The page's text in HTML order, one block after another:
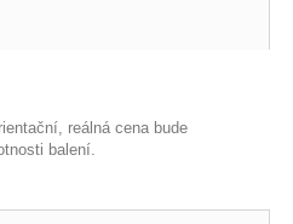
reálná cena bude
balení.